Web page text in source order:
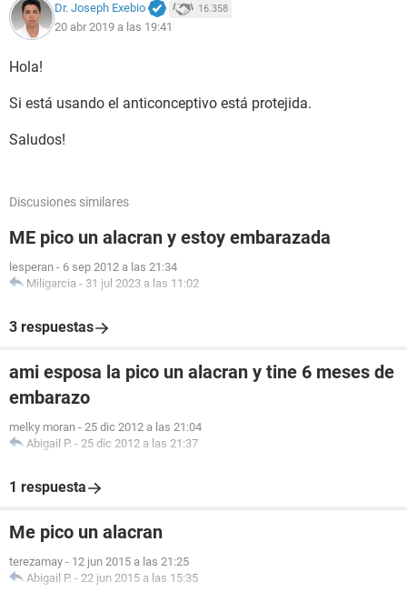
Dr. Joseph Exebio 16.358
20 abr 2019 a las 19:41
Hola!
Si está usando el anticonceptivo está protejida.
Saludos!
Discusiones similares
ME pico un alacran y estoy embarazada
lesperan - 6 sep 2012 a las 21:34
Miligarcia - 31 jul 2023 a las 11:02
3 respuestas
ami esposa la pico un alacran y tine 6 meses de
embarazo
melky moran - 25 dic 2012 a las 21:04
Abigail P. - 25 dic 2012 a las 21:37
1 respuesta
Me pico un alacran
terezamay - 12 jun 2015 a las 21:25
Abigail P. - 22 jun 2015 a las 15:35